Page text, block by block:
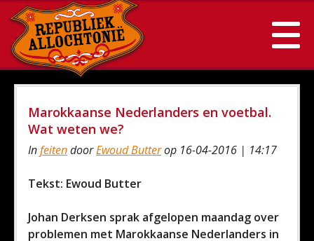
Marokkaanse Nederlanders en voetbal.
Wat weten we?
InfeitendoorEwoud Butterop 16-04-2016 | 14:17
Tekst: Ewoud Butter
Johan Derksen sprak afgelopen maandag over
problemen met Marokkaanse Nederlanders in